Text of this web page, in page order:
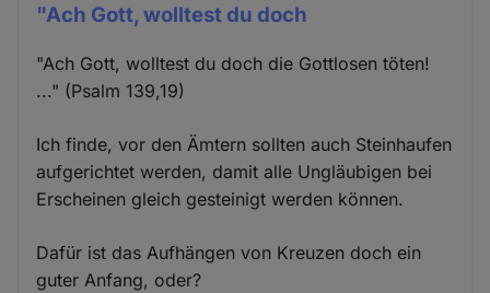
"Ach Gott, wolltest du doch
"Ach Gott, wolltest du doch die Gottlosen töten!
..." (Psalm 139,19)
Ich finde, vor den Ämtern sollten auch Steinhaufen
aufgerichtet werden, damit alle Ungläubigen bei
Erscheinen gleich gesteinigt werden können.
Dafür ist das Aufhängen von Kreuzen doch ein
guter Anfang, oder?